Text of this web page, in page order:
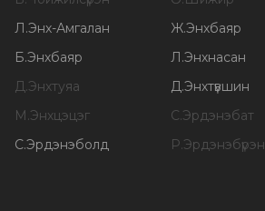
Л.Энх-Амгалан Ж.Энхбаяр
Б.Энхбаяр Л.Энхнасан
Д.Энхтуяа Д.Энхтүвшин
М.Энхцэцэг С.Эрдэнэбат
С.Эрдэнэболд Р.Эрдэнэбүрэн